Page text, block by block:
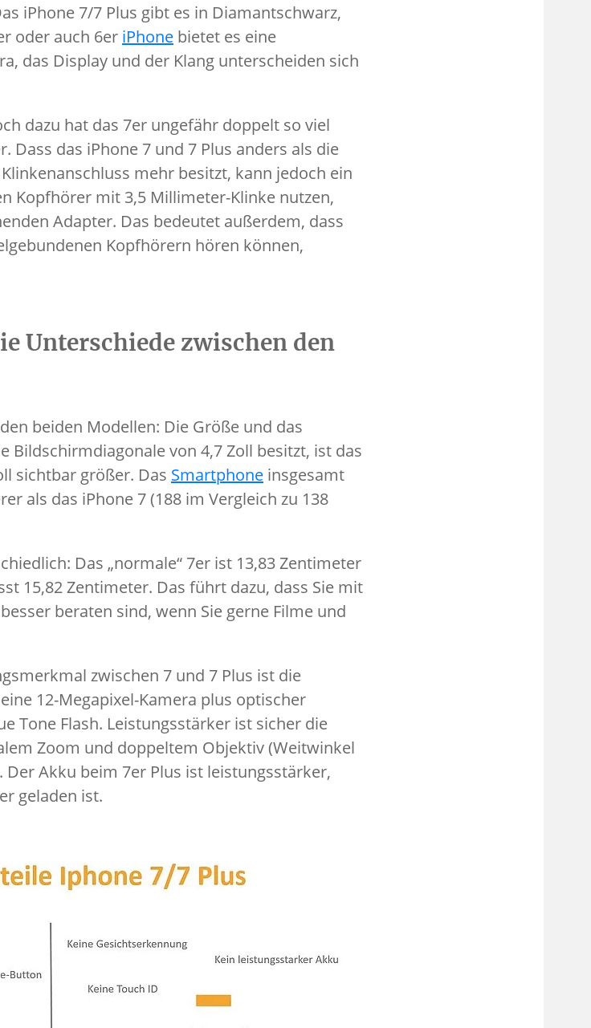
iPhone 7/7 Plus gibt es in Diamantschwarz,
oder auch 6er iPhone bietet es eine
das Display und der Klang unterscheiden sich
dazu hat das 7er ungefähr doppelt so viel
Dass das iPhone 7 und 7 Plus anders als die
mehr besitzt, kann jedoch ein
Kopfhörer mit 3,5 Millimeter-Klinke nutzen,
Adapter. Das bedeutet außerdem, dass
Kopfhörern hören können,
Unterschiede zwischen den
beiden Modellen: Die Größe und das
Bildschirmdiagonale von 4,7 Zoll besitzt, ist das
sichtbar größer. Das Smartphone insgesamt
als das iPhone 7 (188 im Vergleich zu 138
Das „normale“ 7er ist 13,83 Zentimeter
15,82 Zentimeter. Das führt dazu, dass Sie mit
beraten sind, wenn Sie gerne Filme und
zwischen 7 und 7 Plus ist die
12-Megapixel-Kamera plus optischer
Tone Flash. Leistungsstärker ist sicher die
Zoom und doppeltem Objektiv (Weitwinkel
Der Akku beim 7er Plus ist leistungsstärker,
geladen ist.